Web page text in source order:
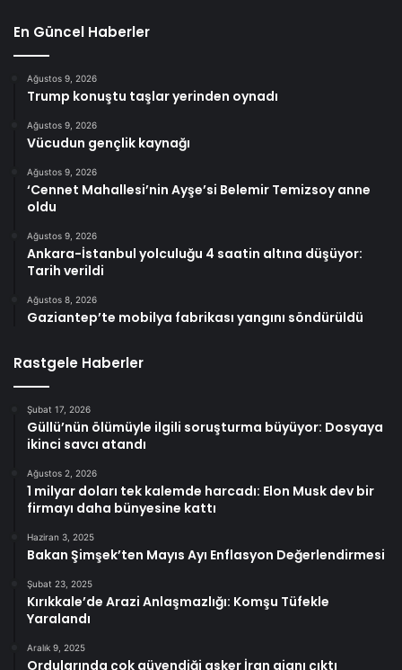
En Güncel Haberler
Ağustos 9, 2026
Trump konuştu taşlar yerinden oynadı
Ağustos 9, 2026
Vücudun gençlik kaynağı
Ağustos 9, 2026
‘Cennet Mahallesi’nin Ayşe’si Belemir Temizsoy anne
oldu
Ağustos 9, 2026
Ankara-İstanbul yolculuğu 4 saatin altına düşüyor:
Tarih verildi
Ağustos 8, 2026
Gaziantep’te mobilya fabrikası yangını söndürüldü
Rastgele Haberler
Şubat 17, 2026
Güllü’nün ölümüyle ilgili soruşturma büyüyor: Dosyaya
ikinci savcı atandı
Ağustos 2, 2026
1 milyar doları tek kalemde harcadı: Elon Musk dev bir
firmayı daha bünyesine kattı
Haziran 3, 2025
Bakan Şimşek’ten Mayıs Ayı Enflasyon Değerlendirmesi
Şubat 23, 2025
Kırıkkale’de Arazi Anlaşmazlığı: Komşu Tüfekle
Yaralandı
Aralık 9, 2025
Ordularında çok güvendiği asker İran ajanı çıktı